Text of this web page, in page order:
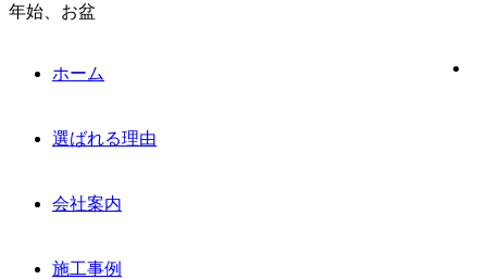
年始、お盆
ホーム
選ばれる理由
会社案内
施工事例